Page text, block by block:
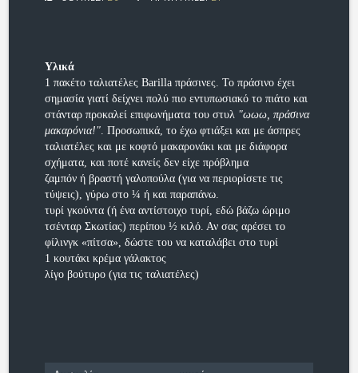
Υλικά
1 πακέτο ταλιατέλες Barilla πράσινες. Το πράσινο έχει
σημασία γιατί δείχνει πολύ πιο εντυπωσιακό το πιάτο και
στάνταρ προκαλεί επιφωνήματα του στυλ "ωωω, πράσινα
μακαρόνια!". Προσωπικά, το έχω φτιάξει και με άσπρες
ταλιατέλες και με κοφτό μακαρονάκι και με διάφορα
σχήματα, και ποτέ κανείς δεν είχε πρόβλημα
ζαμπόν ή βραστή γαλοπούλα (για να περιορίσετε τις
τύψεις), γύρω στο ¼ ή και παραπάνω.
τυρί γκούντα (ή ένα αντίστοιχο τυρί, εδώ βάζω ώριμο
τσένταρ Σκωτίας) περίπου ½ κιλό. Αν σας αρέσει το
φίλινγκ «πίτσα», δώστε του να καταλάβει στο τυρί
1 κουτάκι κρέμα γάλακτος
λίγο βούτυρο (για τις ταλιατέλες)